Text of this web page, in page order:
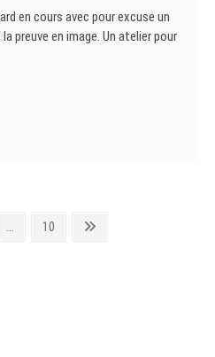
en cours avec pour excuse un
preuve en image. Un atelier pour
… Page
10